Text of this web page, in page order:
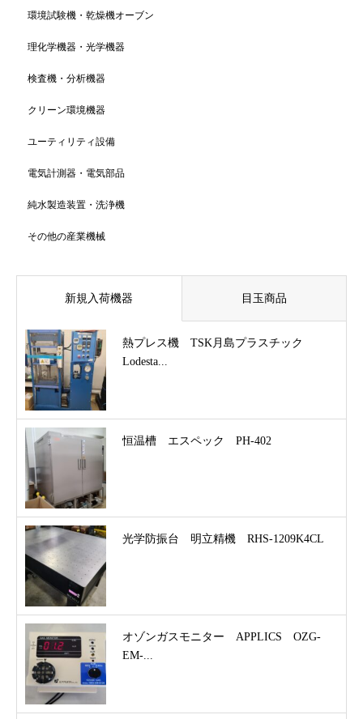
環境試験機・乾燥機オーブン
理化学機器・光学機器
検査機・分析機器
クリーン環境機器
ユーティリティ設備
電気計測器・電気部品
純水製造装置・洗浄機
その他の産業機械
新規入荷機器 目玉商品
熱プレス機 TSK月島プラスチック
Lodesta...
恒温槽 エスペック PH-402
光学防振台 明立精機 RHS-1209K4CL
オゾンガスモニター APPLICS OZG-
EM-...